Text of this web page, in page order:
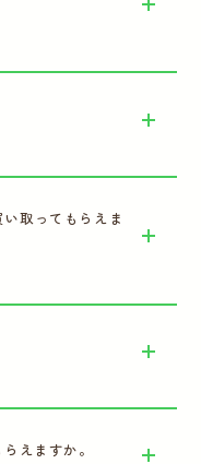
取ってもらえま
えますか。